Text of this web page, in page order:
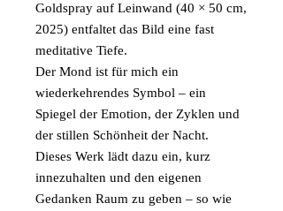
Goldspray auf Leinwand (40 × 50 cm,
2025) entfaltet das Bild eine fast
meditative Tiefe.
Der Mond ist für mich ein
wiederkehrendes Symbol – ein
Spiegel der Emotion, der Zyklen und
der stillen Schönheit der Nacht.
Dieses Werk lädt dazu ein, kurz
innezuhalten und den eigenen
Gedanken Raum zu geben – so wie